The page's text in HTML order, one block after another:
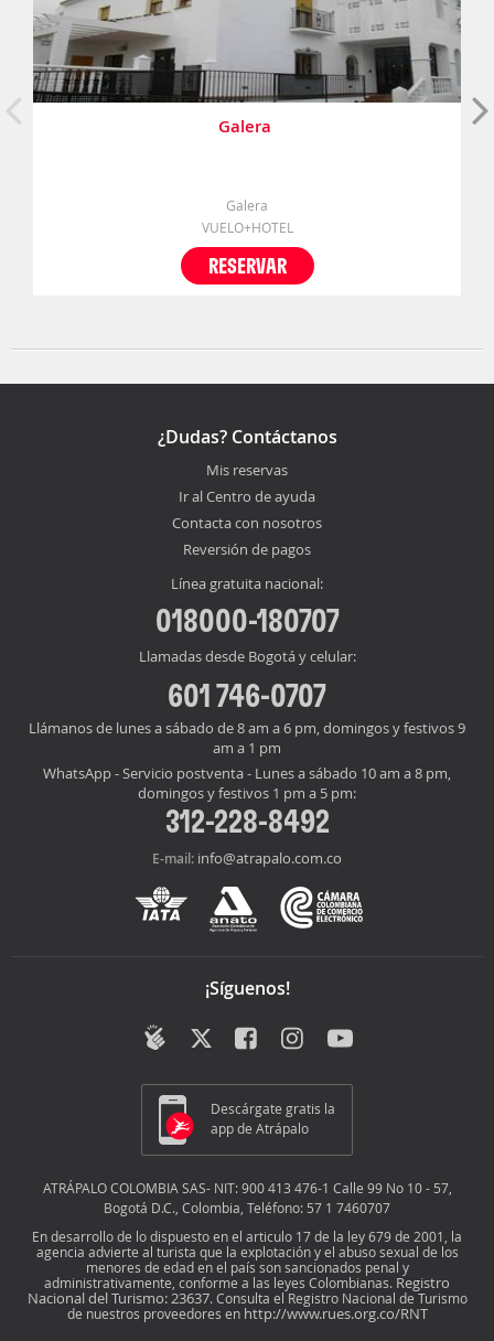
Galera
Galera
VUELO+HOTEL
RESERVAR
¿Dudas? Contáctanos
Mis reservas
Ir al Centro de ayuda
Contacta con nosotros
Reversión de pagos
Línea gratuita nacional:
018000-180707
Llamadas desde Bogotá y celular:
601 746-0707
Llámanos de lunes a sábado de 8 am a 6 pm, domingos y festivos 9
am a 1 pm
WhatsApp - Servicio postventa - Lunes a sábado 10 am a 8 pm,
domingos y festivos 1 pm a 5 pm:
312-228-8492
E-mail: info@atrapalo.com.co
¡Síguenos!
Descárgate gratis la
app de Atrápalo
ATRÁPALO COLOMBIA SAS- NIT: 900 413 476-1 Calle 99 No 10 - 57,
Bogotá D.C., Colombia, Teléfono: 57 1 7460707
En desarrollo de lo dispuesto en el articulo 17 de la ley 679 de 2001, la
agencia advierte al turista que la explotación y el abuso sexual de los
menores de edad en el país son sancionados penal y
administrativamente, conforme a las leyes Colombianas. Registro
Nacional del Turismo: 23637. Consulta el Registro Nacional de Turismo
de nuestros proveedores en http://www.rues.org.co/RNT